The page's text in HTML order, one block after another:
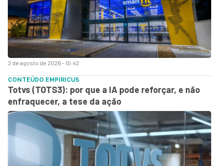
2 de agosto de 2026 - 10:42
CONTEÚDO EMPIRICUS
Totvs (TOTS3): por que a IA pode reforçar, e não
enfraquecer, a tese da ação